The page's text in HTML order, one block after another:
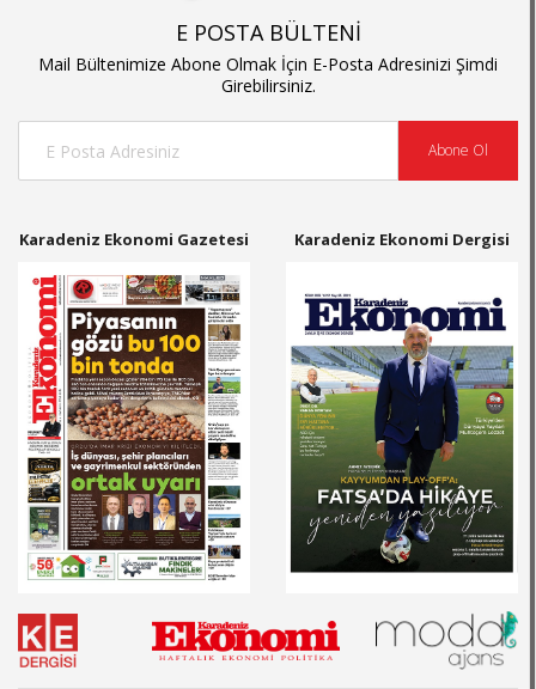
E POSTA BÜLTENİ
Mail Bültenimize Abone Olmak İçin E-Posta Adresinizi Şimdi
Girebilirsiniz.
Abone Ol
Karadeniz Ekonomi Gazetesi Karadeniz Ekonomi Dergisi